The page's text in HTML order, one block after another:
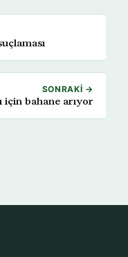
SONRAKI →
için bahane arıyor